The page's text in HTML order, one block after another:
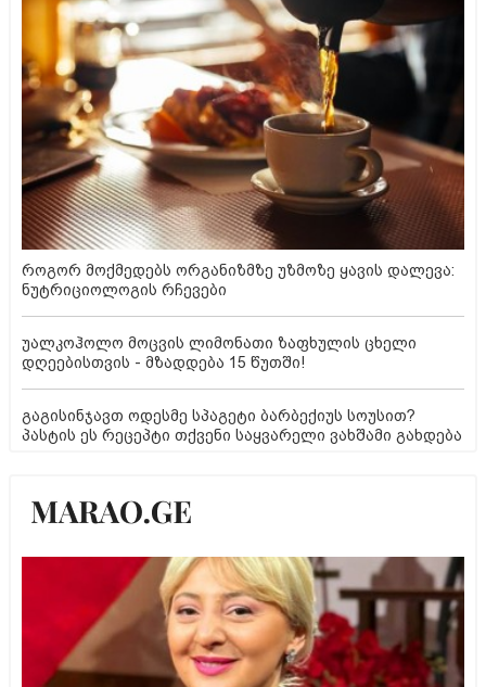
როგორ მოქმედებს ორგანიზმზე უზმოზე ყავის დალევა:
ნუტრიციოლოგის რჩევები
უალკოჰოლო მოცვის ლიმონათი ზაფხულის ცხელი
დღეებისთვის - მზადდება 15 წუთში!
გაგისინჯავთ ოდესმე სპაგეტი ბარბექიუს სოუსით?
პასტის ეს რეცეპტი თქვენი საყვარელი ვახშამი გახდება